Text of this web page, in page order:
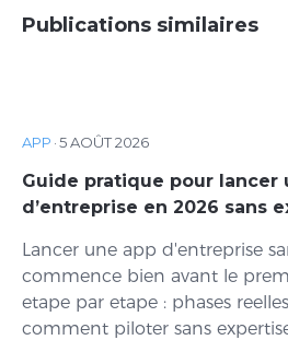
Publications similaires
APP ·5 AOÛT 2026
Guide pratique pour lancer
d’entreprise en 2026 sans
Lancer une app d'entreprise
commence bien avant le
etape par etape : phases
comment piloter sans